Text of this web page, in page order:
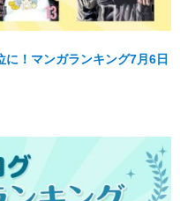
！マンガランキング7月6日